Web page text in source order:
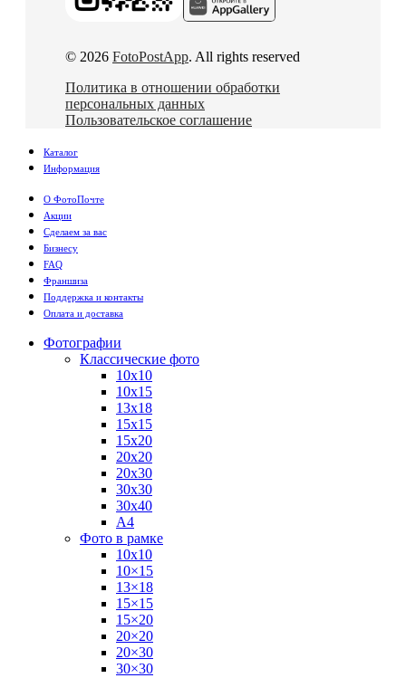
© 2026 FotoPostApp. All rights reserved
Политика в отношении обработки
персональных данных
Пользовательское соглашение
Каталог
Информация
О ФотоПочте
Акции
Сделаем за вас
Бизнесу
FAQ
Франшиза
Поддержка и контакты
Оплата и доставка
Фотографии
Классические фото
10х10
10х15
13х18
15х15
15х20
20х20
20х30
30х30
30х40
А4
Фото в рамке
10х10
10×15
13×18
15×15
15×20
20×20
20×30
30×30